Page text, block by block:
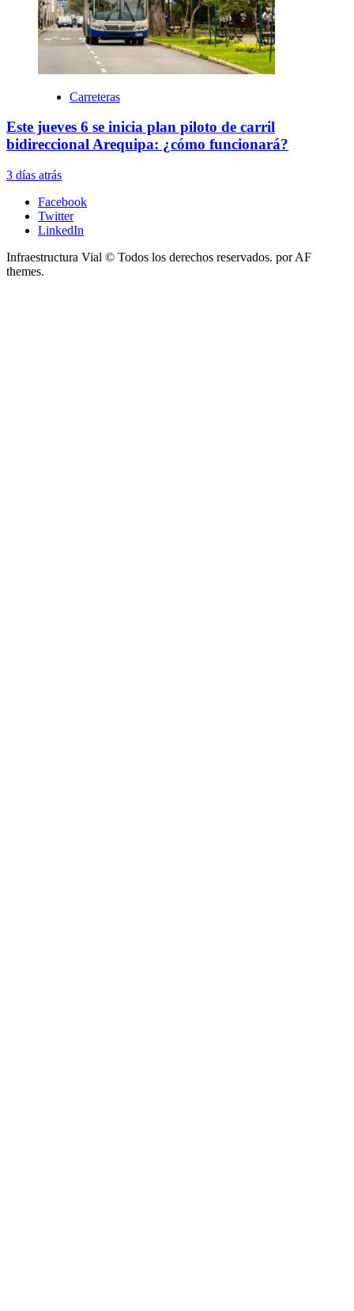
Carreteras
Este jueves 6 se inicia plan piloto de carril
bidireccional Arequipa: ¿cómo funcionará?
3 días atrás
Facebook
Twitter
LinkedIn
Infraestructura Vial © Todos los derechos reservados. por AF
themes.